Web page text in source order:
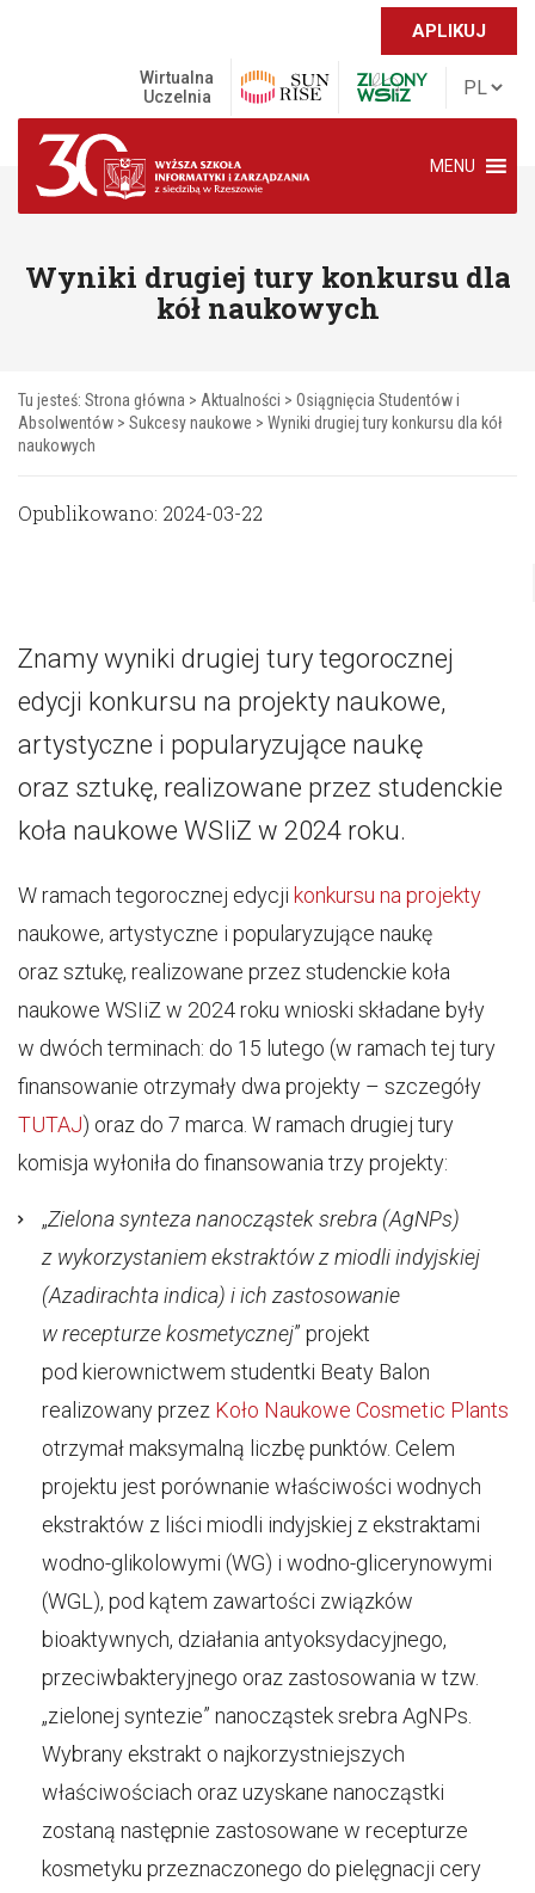
APLIKUJ
Wirtualna
Uczelnia
MENU
Wyniki drugiej tury konkursu dla
kół naukowych
Tu jesteś: Strona główna > Aktualności > Osiągnięcia Studentów i
Absolwentów > Sukcesy naukowe > Wyniki drugiej tury konkursu dla kół
naukowych
Opublikowano: 2024-03-22
Znamy wyniki drugiej tury tegorocznej
edycji konkursu na projekty naukowe,
artystyczne i popularyzujące naukę
oraz sztukę, realizowane przez studenckie
koła naukowe WSIiZ w 2024 roku.
W ramach tegorocznej edycji konkursu na projekty
naukowe, artystyczne i popularyzujące naukę
oraz sztukę, realizowane przez studenckie koła
naukowe WSIiZ w 2024 roku wnioski składane były
w dwóch terminach: do 15 lutego (w ramach tej tury
finansowanie otrzymały dwa projekty – szczegóły
TUTAJ) oraz do 7 marca. W ramach drugiej tury
komisja wyłoniła do finansowania trzy projekty:
„Zielona synteza nanocząstek srebra (AgNPs)
z wykorzystaniem ekstraktów z miodli indyjskiej
(Azadirachta indica) i ich zastosowanie
w recepturze kosmetycznej” projekt
pod kierownictwem studentki Beaty Balon
realizowany przez Koło Naukowe Cosmetic Plants
otrzymał maksymalną liczbę punktów. Celem
projektu jest porównanie właściwości wodnych
ekstraktów z liści miodli indyjskiej z ekstraktami
wodno-glikolowymi (WG) i wodno-glicerynowymi
(WGL), pod kątem zawartości związków
bioaktywnych, działania antyoksydacyjnego,
przeciwbakteryjnego oraz zastosowania w tzw.
„zielonej syntezie” nanocząstek srebra AgNPs.
Wybrany ekstrakt o najkorzystniejszych
właściwościach oraz uzyskane nanocząstki
zostaną następnie zastosowane w recepturze
kosmetyku przeznaczonego do pielęgnacji cery